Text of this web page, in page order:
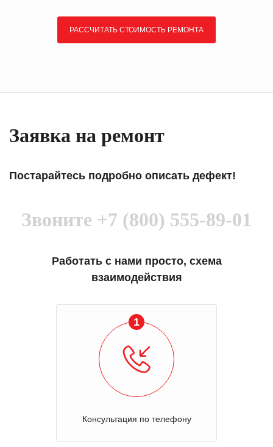
РАССЧИТАТЬ СТОИМОСТЬ РЕМОНТА
Заявка на ремонт
Постарайтесь подробно описать дефект!
Звоните +7 (800) 555-89-01
Работать с нами просто, схема
взаимодействия
1
Консультация по телефону